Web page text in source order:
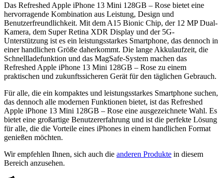
Das Refreshed Apple iPhone 13 Mini 128GB – Rose bietet eine
hervorragende Kombination aus Leistung, Design und
Benutzerfreundlichkeit. Mit dem A15 Bionic Chip, der 12 MP Dual-
Kamera, dem Super Retina XDR Display und der 5G-
Unterstützung ist es ein leistungsstarkes Smartphone, das dennoch in
einer handlichen Größe daherkommt. Die lange Akkulaufzeit, die
Schnellladefunktion und das MagSafe-System machen das
Refreshed Apple iPhone 13 Mini 128GB – Rose zu einem
praktischen und zukunftssicheren Gerät für den täglichen Gebrauch.
Für alle, die ein kompaktes und leistungsstarkes Smartphone suchen,
das dennoch alle modernen Funktionen bietet, ist das Refreshed
Apple iPhone 13 Mini 128GB – Rose eine ausgezeichnete Wahl. Es
bietet eine großartige Benutzererfahrung und ist die perfekte Lösung
für alle, die die Vorteile eines iPhones in einem handlichen Format
genießen möchten.
Wir empfehlen Ihnen, sich auch die anderen Produkte in diesem
Bereich anzusehen.